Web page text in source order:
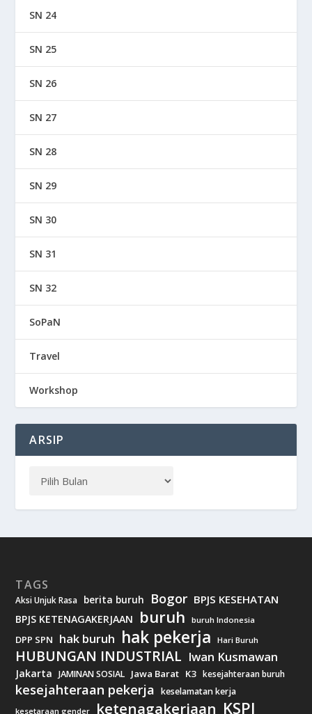
SN 24
SN 25
SN 26
SN 27
SN 28
SN 29
SN 30
SN 31
SN 32
SoPaN
Travel
Workshop
ARSIP
TAGS
Aksi Unjuk Rasa berita buruh Bogor BPJS KESEHATAN
BPJS KETENAGAKERJAAN buruh buruh Indonesia
DPP SPN hak buruh hak pekerja Hari Buruh
HUBUNGAN INDUSTRIAL Iwan Kusmawan
Jakarta JAMINAN SOSIAL Jawa Barat K3 kesejahteraan buruh
kesejahteraan pekerja keselamatan kerja
kesetaraan gender ketenagakerjaan KSPI